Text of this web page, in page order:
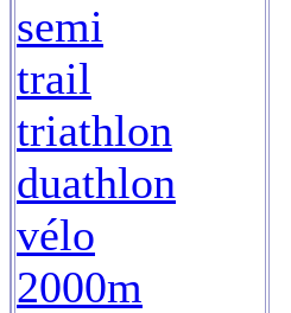
semi
trail
triathlon
duathlon
vélo
2000m